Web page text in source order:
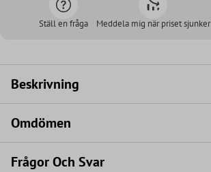
Ställ en fråga Meddela mig när priset sjunker
Beskrivning
Omdömen
Frågor Och Svar